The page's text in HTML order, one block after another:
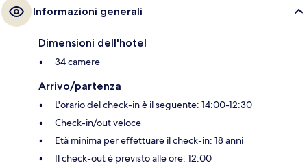
Informazioni generali
Dimensioni dell'hotel
34 camere
Arrivo/partenza
L'orario del check-in è il seguente: 14:00-12:30
Check-in/out veloce
Età minima per effettuare il check-in: 18 anni
Il check-out è previsto alle ore: 12:00